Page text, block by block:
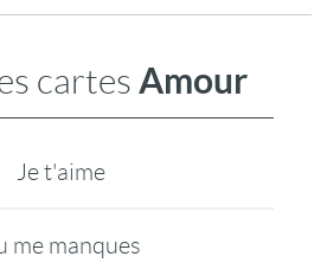
cartes Amour
Je t'aime
me manques